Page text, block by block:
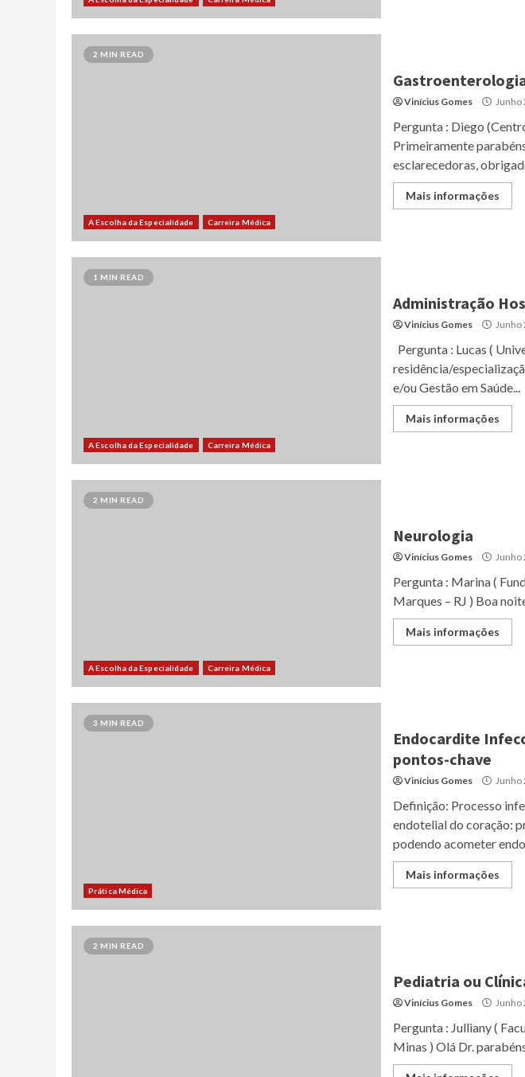
2 MIN READ
A Escolha da Especialidade Carreira Médica
Vinícius Gomes Junho
Pergunta : Diego
Primeiramente
esclarecedoras,
Mais informações
1 MIN READ
A Escolha da Especialidade Carreira Médica
Administração
Vinícius Gomes Junho
Pergunta : Lucas (
residência/
e/ou Gestão em Saúde...
Mais informações
2 MIN READ
A Escolha da Especialidade Carreira Médica
Neurologia
Vinícius Gomes Junho
Pergunta : Marina (
Marques – RJ ) Boa
Mais informações
3 MIN READ
Prática Médica
Endocardite
pontos-chave
Vinícius Gomes Junho
Definição: Processo
endotelial do coração:
podendo acometer
Mais informações
2 MIN READ
Pediatria ou
Vinícius Gomes Junho
Pergunta : Julliany (
Minas ) Olá Dr.